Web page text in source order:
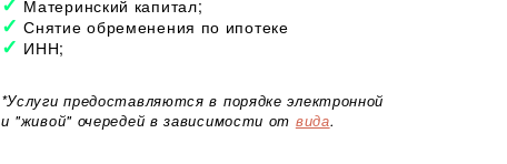
Материнский капитал;
Снятие обременения по ипотеке
ИНН;
*Услуги предоставляются в порядке электронной
и "живой" очередей в зависимости от вида.